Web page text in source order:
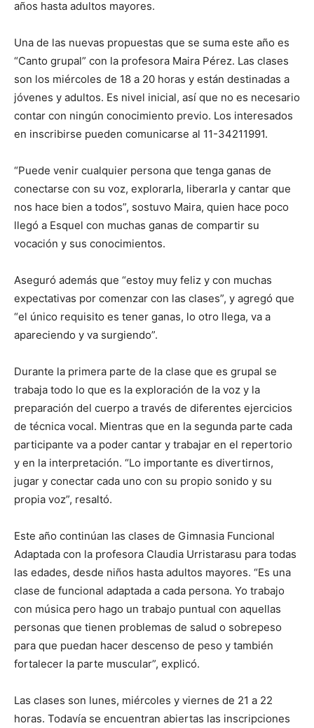
años hasta adultos mayores.
Una de las nuevas propuestas que se suma este año es
“Canto grupal” con la profesora Maira Pérez. Las clases
son los miércoles de 18 a 20 horas y están destinadas a
jóvenes y adultos. Es nivel inicial, así que no es necesario
contar con ningún conocimiento previo. Los interesados
en inscribirse pueden comunicarse al 11-34211991.
“Puede venir cualquier persona que tenga ganas de
conectarse con su voz, explorarla, liberarla y cantar que
nos hace bien a todos”, sostuvo Maira, quien hace poco
llegó a Esquel con muchas ganas de compartir su
vocación y sus conocimientos.
Aseguró además que “estoy muy feliz y con muchas
expectativas por comenzar con las clases”, y agregó que
“el único requisito es tener ganas, lo otro llega, va a
apareciendo y va surgiendo”.
Durante la primera parte de la clase que es grupal se
trabaja todo lo que es la exploración de la voz y la
preparación del cuerpo a través de diferentes ejercicios
de técnica vocal. Mientras que en la segunda parte cada
participante va a poder cantar y trabajar en el repertorio
y en la interpretación. “Lo importante es divertirnos,
jugar y conectar cada uno con su propio sonido y su
propia voz”, resaltó.
Este año continúan las clases de Gimnasia Funcional
Adaptada con la profesora Claudia Urristarasu para todas
las edades, desde niños hasta adultos mayores. “Es una
clase de funcional adaptada a cada persona. Yo trabajo
con música pero hago un trabajo puntual con aquellas
personas que tienen problemas de salud o sobrepeso
para que puedan hacer descenso de peso y también
fortalecer la parte muscular”, explicó.
Las clases son lunes, miércoles y viernes de 21 a 22
horas. Todavía se encuentran abiertas las inscripciones